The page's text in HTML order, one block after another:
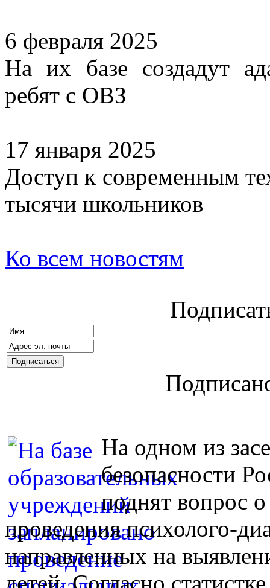
6 февраля 2025
На их базе создадут
ребят с ОВЗ
17 января 2025
Доступ к современным
тысячи школьников
Ко всем новостям
На одном из
безопасности
поднят вопрос
проведения психолого-
направленных на